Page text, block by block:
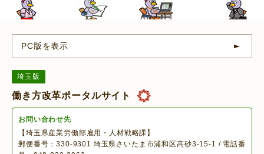
PC版を表示
埼玉版
働き方改革ポータルサイト
お問い合わせ先
【埼玉県産業労働部雇用・人材戦略課】
郵便番号：330-9301 埼玉県さいたま市浦和区高砂3-15-1 / 電話番